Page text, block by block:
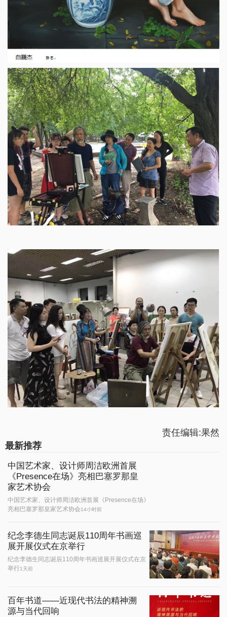
责任编辑:果然
最新推荐
中国艺术家、设计师周洁欧洲首展
《Presence在场》亮相巴塞罗那皇
家艺术协会
中国艺术家、设计师周洁欧洲首展《Presence在场》
亮相巴塞罗那皇家艺术协会14小时前
纪念李德生同志诞辰110周年书画巡
展开展仪式在京举行
纪念李德生同志诞辰110周年书画巡展开展仪式在京
举行1天前
百年书道——近现代书法的精神溯
源与当代回响